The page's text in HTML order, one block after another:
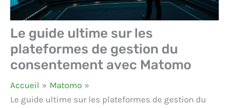
Le guide ultime sur les
plateformes de gestion du
consentement avec Matomo
Accueil
Matomo
Le guide ultime sur les plateformes de gestion du